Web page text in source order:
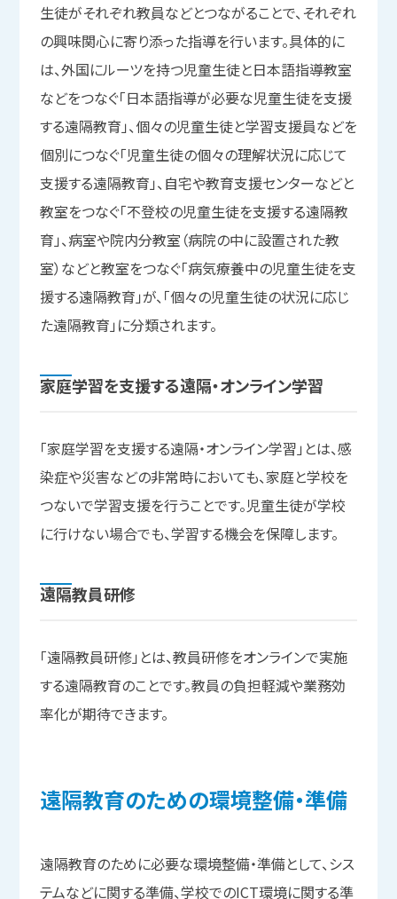
生徒がそれぞれ教員などとつながることで、それぞれ
の興味関心に寄り添った指導を行います。具体的に
は、外国にルーツを持つ児童生徒と日本語指導教室
などをつなぐ「日本語指導が必要な児童生徒を支援
する遠隔教育」、個々の児童生徒と学習支援員などを
個別につなぐ「児童生徒の個々の理解状況に応じて
支援する遠隔教育」、自宅や教育支援センターなどと
教室をつなぐ「不登校の児童生徒を支援する遠隔教
育」、病室や院内分教室（病院の中に設置された教
室）などと教室をつなぐ「病気療養中の児童生徒を支
援する遠隔教育」が、「個々の児童生徒の状況に応じ
た遠隔教育」に分類されます。
家庭学習を支援する遠隔・オンライン学習
「家庭学習を支援する遠隔・オンライン学習」とは、感
染症や災害などの非常時においても、家庭と学校を
つないで学習支援を行うことです。児童生徒が学校
に行けない場合でも、学習する機会を保障します。
遠隔教員研修
「遠隔教員研修」とは、教員研修をオンラインで実施
する遠隔教育のことです。教員の負担軽減や業務効
率化が期待できます。
遠隔教育のための環境整備・準備
遠隔教育のために必要な環境整備・準備として、シス
テムなどに関する準備、学校でのICT環境に関する準